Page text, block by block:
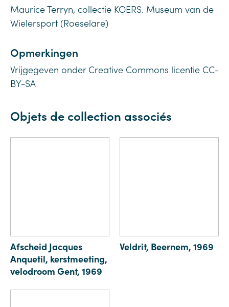
Maurice Terryn, collectie KOERS. Museum van de
Wielersport (Roeselare)
Opmerkingen
Vrijgegeven onder Creative Commons licentie CC-
BY-SA
Objets de collection associés
Afscheid Jacques
Anquetil, kerstmeeting,
velodroom Gent, 1969
Veldrit, Beernem, 1969